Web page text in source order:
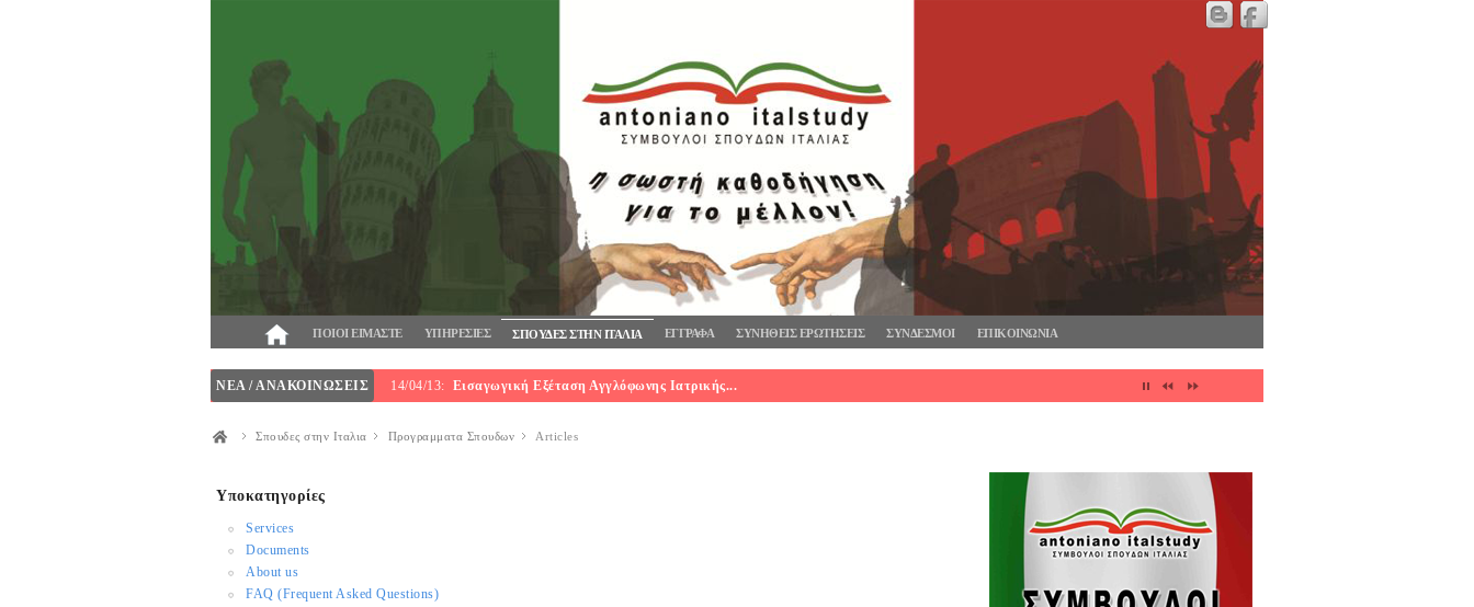
ΠΟΙΟΙ ΕΙΜΑΣΤΕ ΥΠΗΡΕΣΙΕΣ ΣΠΟΥΔΕΣ ΣΤΗΝ ΙΤΑΛΙΑ ΕΓΓΡΑΦΑ ΣΥΝΗΘΕΙΣ ΕΡΩΤΗΣΕΙΣ ΣΥΝΔΕΣΜΟΙ ΕΠΙΚΟΙΝΩΝΙΑ
ΝΕΑ / ΑΝΑΚΟΙΝΩΣΕΙΣ 14/04/13: Εισαγωγική Εξέταση Αγγλόφωνης Ιατρικής...
Σπουδες στην Ιταλια Προγραμματα Σπουδων Articles
Υποκατηγορίες
Services
Documents
About us
FAQ (Frequent Asked Questions)